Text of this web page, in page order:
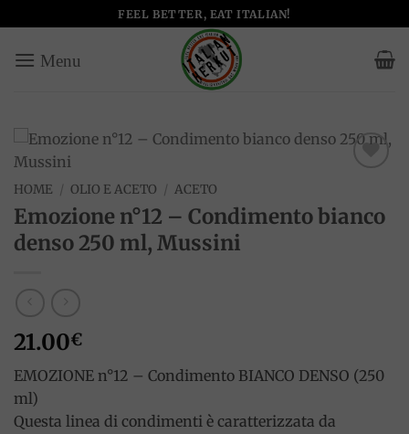
ai
contenuti
FEEL BETTER, EAT ITALIAN!
HOME / OLIO E ACETO / ACETO
Emozione n°12 – Condimento bianco
denso 250 ml, Mussini
21.00€
EMOZIONE n°12 – Condimento BIANCO DENSO (250
ml)
Questa linea di condimenti è caratterizzata da